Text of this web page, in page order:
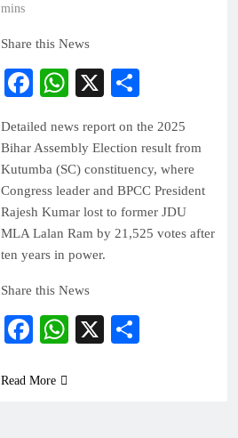
mins
Share this News
Facebook
WhatsApp
X
Detailed news report on the 2025
Bihar Assembly Election result from
Kutumba (SC) constituency, where
Congress leader and BPCC President
Rajesh Kumar lost to former JDU
MLA Lalan Ram by 21,525 votes after
ten years in power.
Share this News
Facebook
WhatsApp
X
Read More